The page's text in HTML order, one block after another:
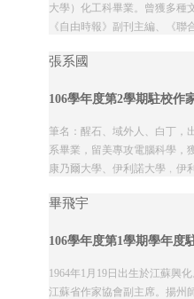
大學）化工科畢業。曾獲多種
《自由時報》副刊主編、《
張系國
106學年度第2學期駐校作
筆名：醒石、域外人、白丁，
系畢業，留美專攻電腦科學，
康乃爾大學、伊利諾大學﹐伊
畢飛宇
106學年度第1學期學年度
1964年1月19日出生於江蘇興
江蘇省作家協會副主席。揚州